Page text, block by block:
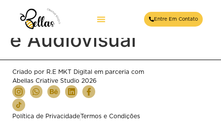
Entre Em Contato
ID Carol’S Fotografia
e Audiovisual
Criado por R.E MKT Digital em parceria com
Abellas Criative Studio 2026
Política de PrivacidadeTermos e Condições